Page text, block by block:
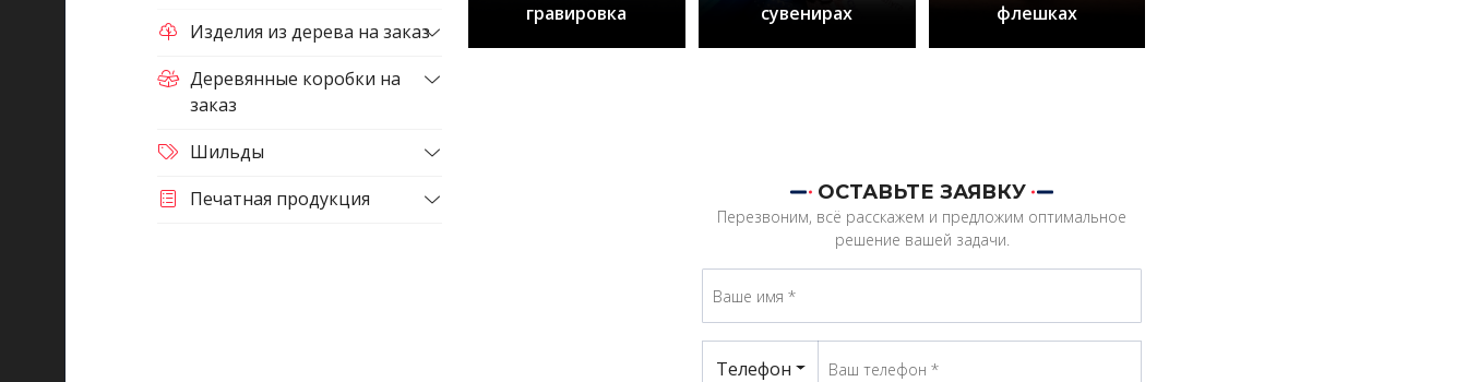
Изделия из дерева на заказ
Деревянные коробки на
заказ
Шильды
Печатная продукция
гравировка
сувенирах
флешках
ОСТАВЬТЕ ЗАЯВКУ
Перезвоним, всё расскажем и предложим оптимальное
решение вашей задачи.
Телефон